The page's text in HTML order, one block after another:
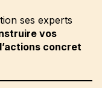
ses experts
vos
concret